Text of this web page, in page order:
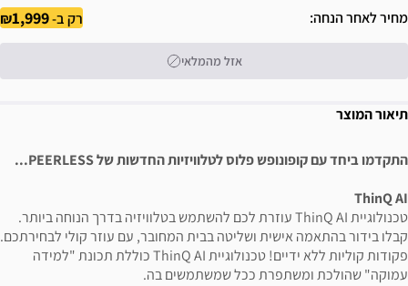
מחיר לאחר הנחה רק ב-1,999
אזל מהמלאי
תיאור המוצר
התקדמו ביחד עם קופונופש פלוס לטלוויזיות החדשות של PEERLESS...
ThinQ AI
טכנולוגיית ThinQ AI עוזרת לכם להשתמש בטלוויזיה בדרך הנוחה ביותר.
קבלו בידור בהתאמה אישית ושליטה בבית המחובר, עם עוזר קולי לבחירתכם.
פקודות קוליות ללא ידיים! טכנולוגיית ThinQ AI כוללת תכונת "למידה
עמוקה" שהולכת ומשתפרת ככל שמשתמשים בה.